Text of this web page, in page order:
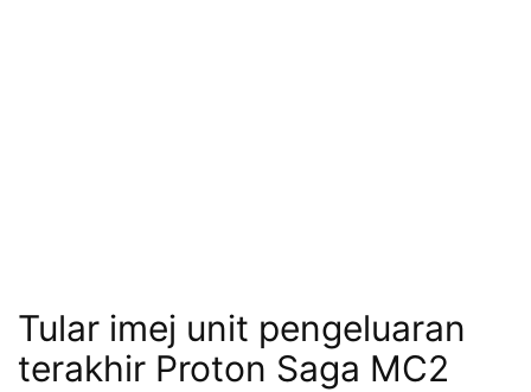
Tular imej unit pengeluaran
terakhir Proton Saga MC2